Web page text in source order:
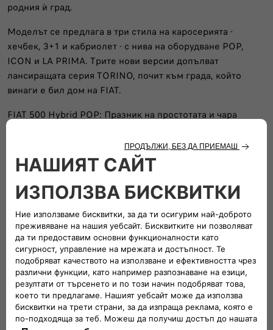
родния ѝ град.
Моделът се предлага в три стила на каросерията -
хечбек, 3+1 и кабриолет - с нива на оборудване POP,
ICON и LA PRIMA. Трите нови версии допълват
лансиращата серия TORINO, почит към града, който
винаги е бил дом на FIAT.
FIAT 500 Hybrid POP: Празник на простотата и чара
израз на простотата на 500 Hybrid: есенциална, стилна и
функционална. Това е идеалният избор за тези, които
търсят семпла практичност, без да правят компромис с
индивидуалността си.
FIAT 500 Hybrid ICON: Където технологиите срещат
изтънчеността
ICON е в центъра на гамата и въплъщава перфектната
комбинация от технологии, комфорт и градски чар. Това
е най-универсалният и модерен хибриден градски
автомобил на FIAT: готин, свързан и комфортен израз на
духа на 500.